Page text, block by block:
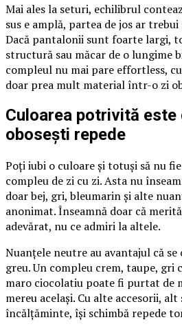
Mai ales la seturi, echilibrul
sus e amplă, partea de jos ar
Dacă pantalonii sunt foarte largi,
structură sau măcar de o lungime
compleul nu mai pare effortless,
doar prea mult material într-o zi
Culoarea potrivită este
obosești repede
Poți iubi o culoare și totuși să nu
compleu de zi cu zi. Asta nu
doar bej, gri, bleumarin și alte
anonimat. Înseamnă doar că
adevărat, nu ce admiri la altele.
Nuanțele neutre au avantajul că se
greu. Un compleu crem, taupe, gri
maro ciocolatiu poate fi purtat de
mereu același. Cu alte accesorii,
încălțăminte, își schimbă repede